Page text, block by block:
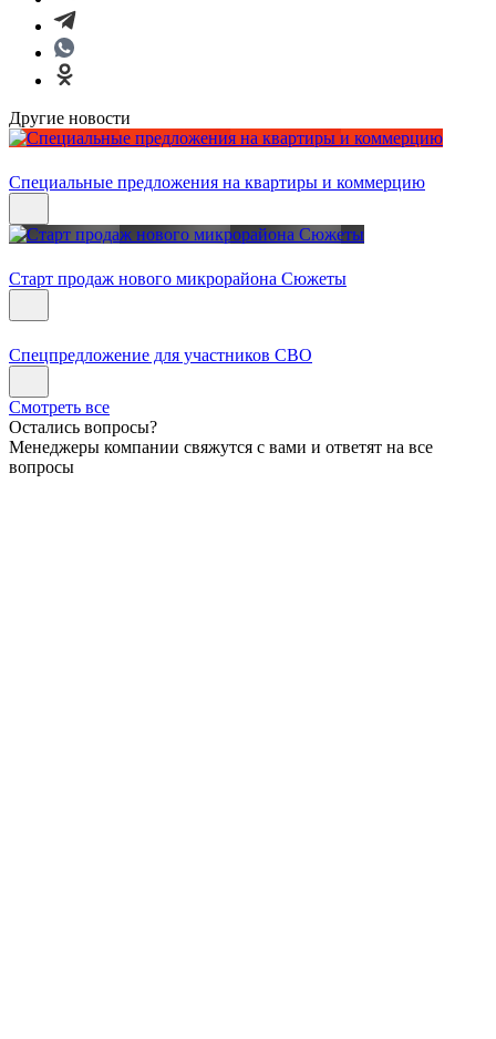
Другие новости
Специальные предложения на квартиры и коммерцию
Старт продаж нового микрорайона Сюжеты
Спецпредложение для участников СВО
Смотреть все
Остались вопросы?
Менеджеры компании свяжутся с вами и ответят на все
вопросы